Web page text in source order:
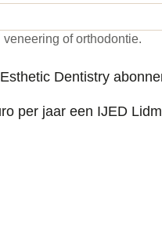
of orthodontie.
Dentistry
per jaar een IJED